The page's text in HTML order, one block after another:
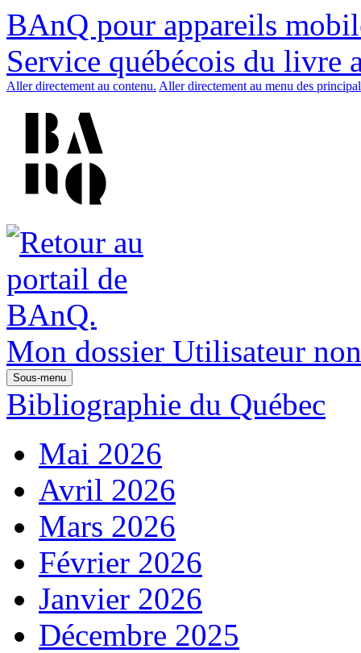
BAnQ pour appareils
Service québécois du livre
Aller directement au contenu. Aller directement au menu des
Mon dossier Utilisateur
Sous-menu
Bibliographie du Québec
Mai 2026
Avril 2026
Mars 2026
Février 2026
Janvier 2026
Décembre 2025